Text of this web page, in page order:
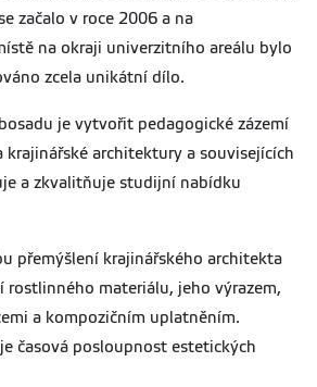
začalo v roce 2006 a na
na okraji univerzitního areálu bylo
zcela unikátní dílo.
je vytvořit pedagogické zázemí
krajinářské architektury a souvisejících
a zkvalitňuje studijní nabídku
přemýšlení krajinářského architekta
rostlinného materiálu, jeho výrazem,
a kompozičním uplatněním.
časová posloupnost estetických